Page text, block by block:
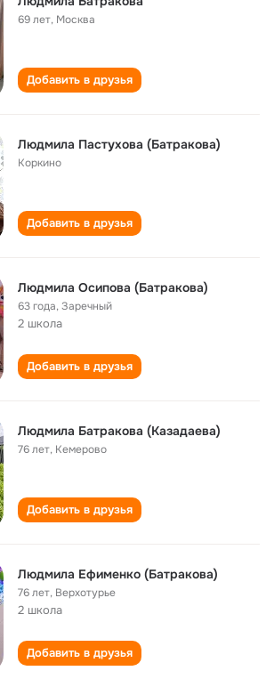
69 лет, Москва
Добавить в друзья
Людмила Пастухова (Батракова)
Коркино
Добавить в друзья
Людмила Осипова (Батракова)
63 года,Заречный
2 школа
Добавить в друзья
Людмила Батракова (Казадаева)
76 лет, Кемерово
Добавить в друзья
Людмила Ефименко (Батракова)
76 лет, Верхотурье
2 школа
Добавить в друзья